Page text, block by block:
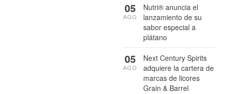
Nutri® anuncia el
lanzamiento de su
sabor especial a
plátano
05
AGO
Next Century Spirits
adquiere la cartera de
marcas de licores
Grain & Barrel
05
AGO